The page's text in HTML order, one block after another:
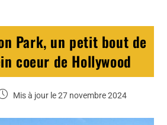
Park, un petit bout de
coeur de Hollywood
Mis à jour le 27 novembre 2024